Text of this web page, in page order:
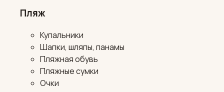
Пляж
Купальники
Шапки, шляпы, панамы
Пляжная обувь
Пляжные сумки
Очки